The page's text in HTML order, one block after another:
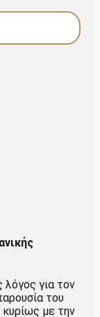
για τον
του
κυρίως με την